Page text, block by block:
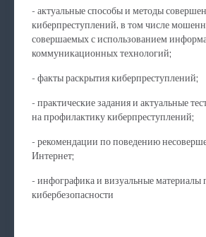
- актуальные способы и методы
киберпреступлений, в том числе
совершаемых с использованием
коммуникационных технологий;
- факты раскрытия киберпреступлений;
- практические задания и актуальные
на профилактику киберпреступлений;
- рекомендации по поведению
Интернет;
- инфографика и визуальные материалы
кибербезопасности